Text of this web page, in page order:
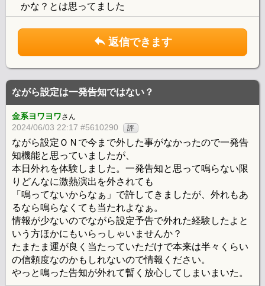
かな？とは思ってました
返信できます
ながら設定は一発告知ではない？
金系ヨワヨワさん
2024/06/03 22:17 #5610290 評
ながら設定ＯＮで今まで外した事がなかったので一発告
知機能と思っていましたが、
本日外れを体験しました。一発告知と思って鳴らない限
りどんなに激熱演出を外されても
「鳴ってないからなぁ」で許してきましたが、外れもあ
るなら鳴らなくても当たれよなぁ。
情報が少ないのでながら設定予告で外れた経験したよと
いう方ほかにもいらっしゃいませんか？
たまたま運が良く当たっていただけで本来は半々くらい
の信頼度なのかもしれないので情報ください。
やっと鳴った告知が外れて暫く放心してしまいまいた。